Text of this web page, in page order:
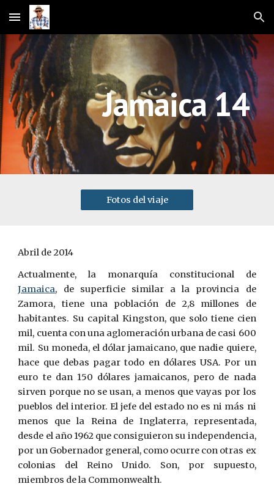
Skip to main content Skip to navigation
Jamaica 14
Fotos del viaje
Abril de 2014
Actualmente, la monarquía constitucional de
Jamaica, de superficie similar a la provincia de
Zamora, tiene una población de 2,8 millones de
habitantes. Su capital Kingston, que solo tiene cien
mil, cuenta con una aglomeración urbana de casi 600
mil. Su moneda, el dólar jamaicano, que nadie quiere,
hace que debas pagar todo en dólares USA. Por un
euro te dan 150 dólares jamaicanos, pero de nada
sirven porque no se usan, a menos que vayas por los
pueblos del interior. El jefe del estado no es ni más ni
menos que la Reina de Inglaterra, representada,
desde el año 1962 que consiguieron su independencia,
por un Gobernador general, como ocurre con otras ex
colonias del Reino Unido. Son, por supuesto,
miembros de la Commonwealth.